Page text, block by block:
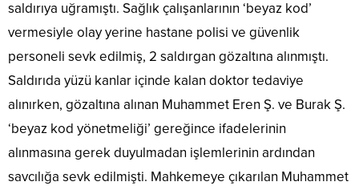
saldırıya uğramıştı. Sağlık çalışanlarının ‘beyaz kod’
vermesiyle olay yerine hastane polisi ve güvenlik
personeli sevk edilmiş, 2 saldırgan gözaltına alınmıştı.
Saldırıda yüzü kanlar içinde kalan doktor tedaviye
alınırken, gözaltına alınan Muhammet Eren Ş. ve Burak Ş.
‘beyaz kod yönetmeliği’ gereğince ifadelerinin
alınmasına gerek duyulmadan işlemlerinin ardından
savcılığa sevk edilmişti. Mahkemeye çıkarılan Muhammet